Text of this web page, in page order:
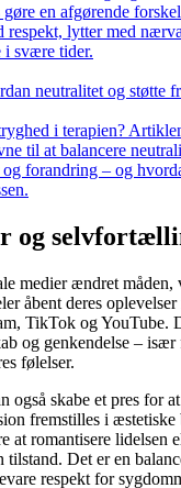
en afgørende
respekt, lytter med
i svære tider.
neutralitet og støtte
i terapien?
til at balancere
forandring – og
og
medier ændret måden,
åbent deres oplevelser
TikTok og YouTube.
og genkendelse – især
følelser.
også skabe et pres for
fremstilles i
at romantisere lidelsen
tilstand. Det er en
respekt for